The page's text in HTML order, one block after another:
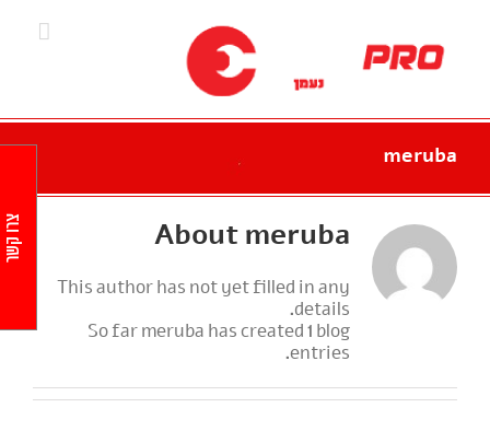
content
meruba
About meruba
This author has not yet filled in any
details.
So far meruba has created 1 blog
entries.
צרו קשר